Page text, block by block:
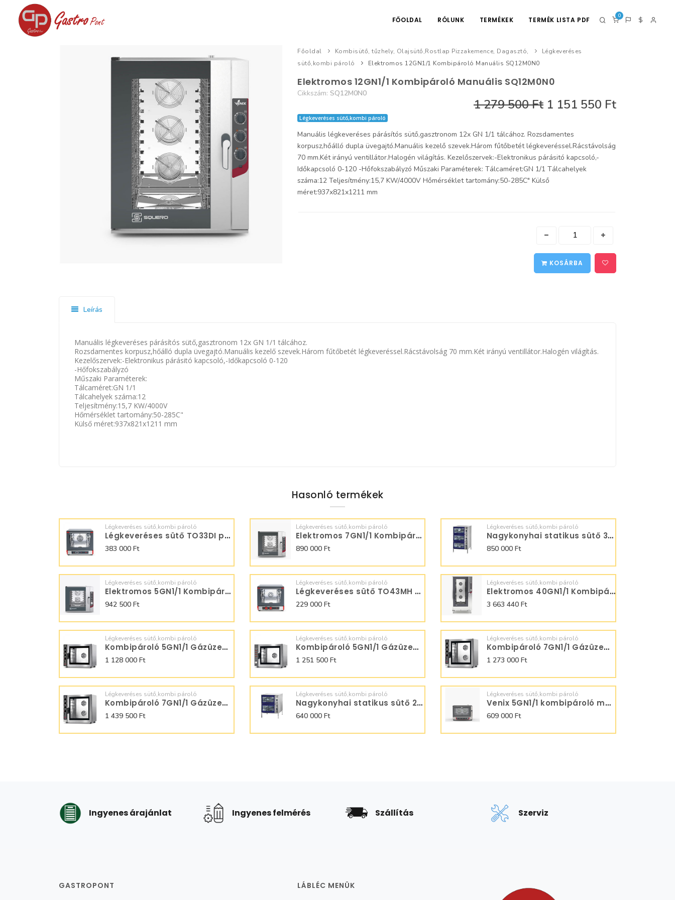
0
FŐOLDAL RÓLUNK TERMÉKEK TERMÉK LISTA PDF
Főoldal Kombisütő, tűzhely, Olajsütő,Rostlap Pizzakemence, Dagasztó,
Légkeveréses
sütő,kombi pároló
Elektromos 12GN1/1 Kombipároló Manuális SQ12M0N0
Elektromos 12GN1/1 Kombipároló Manuális SQ12M0N0
Cikkszám: SQ12M0N0
1 279 500 Ft 1 151 550 Ft
Légkeveréses sütő,kombi pároló
Manuális légkeveréses párásítós sütő,gasztronom 12x GN 1/1 tálcához. Rozsdamentes
korpusz,hőálló dupla üvegajtó.Manuális kezelő szevek.Három fűtőbetét légkeveréssel.Rácstávolság
70 mm.Két irányú ventillátor.Halogén világítás. Kezelőszervek:-Elektronikus párásitó kapcsoló,-
Időkapcsoló 0-120 -Hőfokszabályzó Műszaki Paraméterek: Tálcaméret:GN 1/1 Tálcahelyek
száma:12 Teljesítmény:15,7 KW/4000V Hőmérséklet tartomány:50-285C" Külső
méret:937x821x1211 mm
KOSÁRBA
Leírás
Manuális légkeveréses párásítós sütő,gasztronom 12x GN 1/1 tálcához.
Rozsdamentes korpusz,hőálló dupla üvegajtó.Manuális kezelő szevek.Három fűtőbetét légkeveréssel.Rácstávolság 70 mm.Két irányú ventillátor.Halogén világítás.
Kezelőszervek:-Elektronikus párásitó kapcsoló,-Időkapcsoló 0-120
-Hőfokszabályzó
Műszaki Paraméterek:
Tálcaméret:GN 1/1
Tálcahelyek száma:12
Teljesítmény:15,7 KW/4000V
Hőmérséklet tartomány:50-285C"
Külső méret:937x821x1211 mm
Hasonló termékek
Légkeveréses sütő,kombi pároló
Légkeveréses sütő TO33DI párásitással
383 000 Ft
Légkeveréses sütő,kombi pároló
Elektromos 7GN1/1 Kombipároló Manuális SQ07M0NO
890 000 Ft
Légkeveréses sütő,kombi pároló
Nagykonyhai statikus sütő 3xGN2/1
850 000 Ft
Légkeveréses sütő,kombi pároló
Elektromos 5GN1/1 Kombipároló Digitális SQ05DG0
942 500 Ft
Légkeveréses sütő,kombi pároló
Légkeveréses sütő TO43MH párásitással
229 000 Ft
Légkeveréses sütő,kombi pároló
Elektromos 40GN1/1 Kombipároló Digitális SQ40D0C
3 663 440 Ft
Légkeveréses sütő,kombi pároló
Kombipároló 5GN1/1 Gázüzemű SQ05AMVNO
1 128 000 Ft
Légkeveréses sütő,kombi pároló
Kombipároló 5GN1/1 Gázüzemű SQ05ADG0
1 251 500 Ft
Légkeveréses sütő,kombi pároló
Kombipároló 7GN1/1 Gázüzemű SQ07AMVNO
1 273 000 Ft
Légkeveréses sütő,kombi pároló
Kombipároló 7GN1/1 Gázüzemű SQ07ADG0
1 439 500 Ft
Légkeveréses sütő,kombi pároló
Nagykonyhai statikus sütő 2xGN2/1
640 000 Ft
Légkeveréses sütő,kombi pároló
Venix 5GN1/1 kombipároló manuális
609 000 Ft
Ingyenes árajánlat Ingyenes felmérés Szállítás Szerviz
GASTROPONT LÁBLÉC MENÜK